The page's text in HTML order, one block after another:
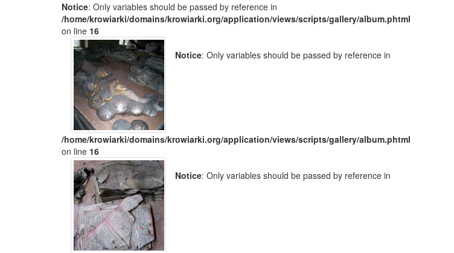
Notice: Only variables should be passed by reference in
/home/krowiarki/domains/krowiarki.org/application/views/scripts/gallery/album.phtml
on line 16
Notice: Only variables should be passed by reference in
/home/krowiarki/domains/krowiarki.org/application/views/scripts/gallery/album.phtml
on line 16
Notice: Only variables should be passed by reference in